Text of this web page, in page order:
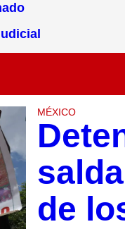
MÉXICO
de